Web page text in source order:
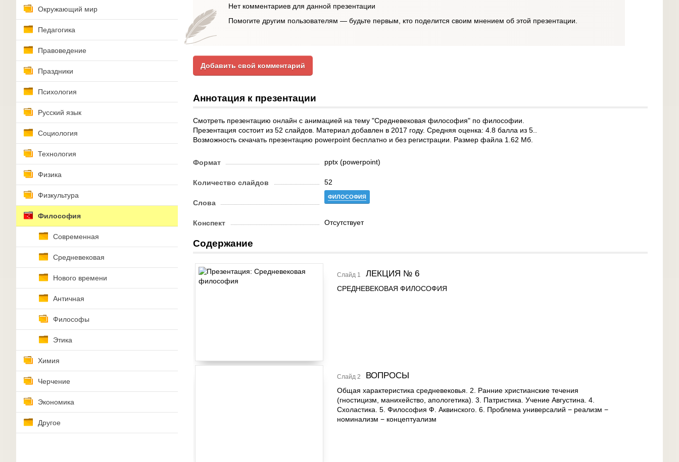
Окружающий мир
Педагогика
Правоведение
Праздники
Психология
Русский язык
Социология
Технология
Физика
Физкультура
Философия
Современная
Средневековая
Нового времени
Античная
Философы
Этика
Химия
Черчение
Экономика
Другое
Нет комментариев для данной презентации
Помогите другим пользователям — будьте первым, кто поделится своим мнением об этой презентации.
Добавить свой комментарий
Аннотация к презентации
Смотреть презентацию онлайн с анимацией на тему "Средневековая философия" по философии.
Презентация состоит из 52 слайдов. Материал добавлен в 2017 году. Средняя оценка: 4.8 балла из 5..
Возможность скчачать презентацию powerpoint бесплатно и без регистрации. Размер файла 1.62 Мб.
Формат pptx (powerpoint)
Количество слайдов 52
Слова
ФИЛОСОФИЯ
Конспект Отсутствует
Содержание
Слайд 1 ЛЕКЦИЯ № 6
СРЕДНЕВЕКОВАЯ ФИЛОСОФИЯ
Слайд 2 ВОПРОСЫ
Общая характеристика средневековья. 2. Ранние христианские течения
(гностицизм, манихейство, апологетика). 3. Патристика. Учение Августина. 4.
Схоластика. 5. Философия Ф. Аквинского. 6. Проблема универсалий − реализм −
номинализм − концептуализм